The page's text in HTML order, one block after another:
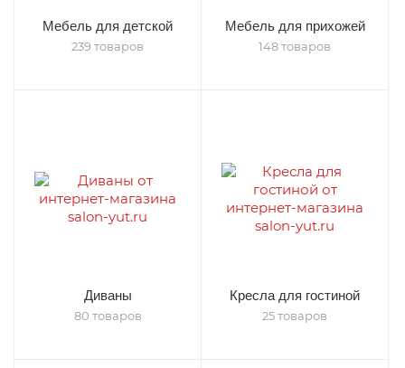
Мебель для детской
239 товаров
Мебель для прихожей
148 товаров
Диваны
80 товаров
Кресла для гостиной
25 товаров